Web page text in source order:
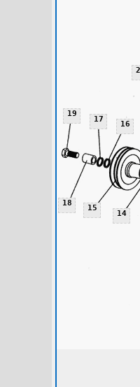
14
15
16
17
18
19